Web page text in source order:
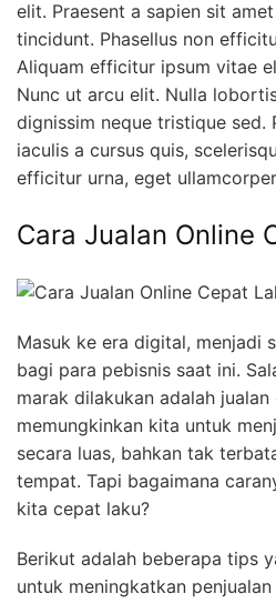
elit. Praesent a sapien sit
tincidunt. Phasellus non
Aliquam efficitur ipsum vitae
Nunc ut arcu elit. Nulla
dignissim neque tristique sed.
iaculis a cursus quis,
efficitur urna, eget
Cara Jualan Online
Masuk ke era digital, menjadi
bagi para pebisnis saat ini.
marak dilakukan adalah
memungkinkan kita untuk
secara luas, bahkan tak
tempat. Tapi bagaimana
kita cepat laku?
Berikut adalah beberapa tips
untuk meningkatkan